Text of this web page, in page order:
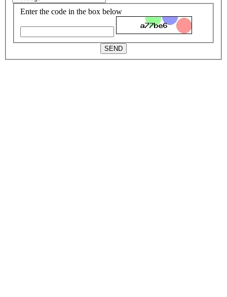
Enter the code in the box below
SEND